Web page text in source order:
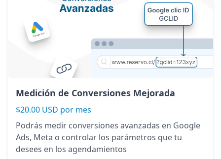
Medición de Conversiones Mejorada
$20.00 USD por mes
Podrás medir conversiones avanzadas en Google
Ads, Meta o controlar los parámetros que tu
desees en los agendamientos